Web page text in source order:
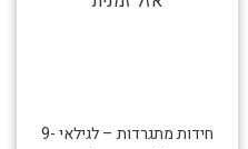
חידות מתגרדות – לגילאי 9-